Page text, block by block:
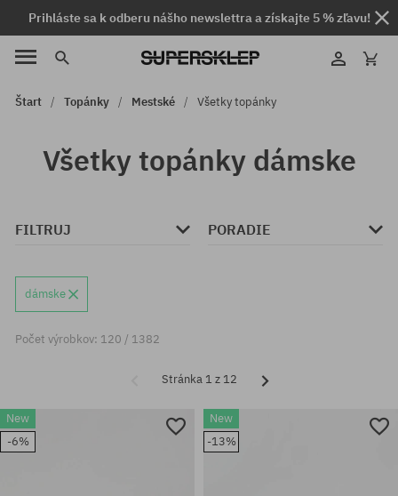
Prihláste sa k odberu nášho newslettra a získajte 5 % zľavu!
Štart Topánky Mestské Všetky topánky
Všetky topánky dámske
FILTRUJ PORADIE
dámske
Počet výrobkov: 120 / 1382
Stránka 1 z 12
New
-6%
New
-13%